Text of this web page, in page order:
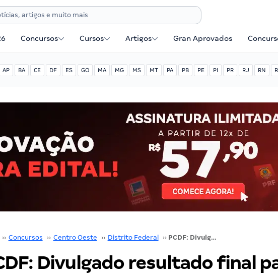
Concursos Cursos Artigos Gran Aprovados
AP BA CE DF ES GO MA MG MS MT PA PB PE PI PR RJ RN
›› Concursos ›› Centro Oeste ›› Distrito Federal ›› PCDF: Divulgado resultado final para Agente
Divulgado resultado final